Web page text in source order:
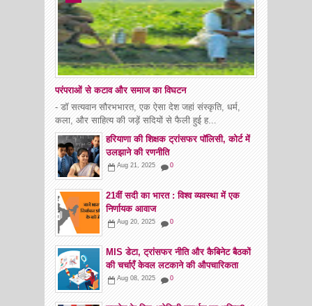
परंपराओं से कटाव और समाज का विघटन
- डॉ सत्यवान सौरभभारत, एक ऐसा देश जहां संस्कृति, धर्म,
कला, और साहित्य की जड़ें सदियों से फैली हुई ह...
हरियाणा की शिक्षक ट्रांसफर पॉलिसी, कोर्ट में
उलझाने की रणनीति
Aug 21, 2025 0
21वीं सदी का भारत : विश्व व्यवस्था में एक
निर्णायक आवाज
Aug 20, 2025 0
MIS डेटा, ट्रांसफर नीति और कैबिनेट बैठकों
की चर्चाएँ केवल लटकाने की औपचारिकता
Aug 08, 2025 0